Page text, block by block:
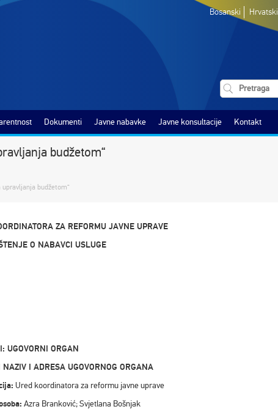
Bosanski Hrvatski
Dokumenti Javne nabavke Javne konsultacije Kontakt
budžetom“
budžetom“
ZA REFORMU JAVNE UPRAVE
O NABAVCI USLUGE
UGOVORNI ORGAN
I ADRESA UGOVORNOG ORGANA
Ured koordinatora za reformu javne uprave
Azra Branković; Svjetlana Bošnjak